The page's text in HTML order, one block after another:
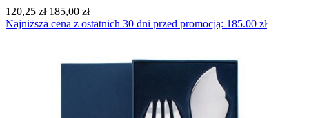
120,25 zł 185,00 zł
Najniższa cena z ostatnich 30 dni przed promocją: 185.00 zł